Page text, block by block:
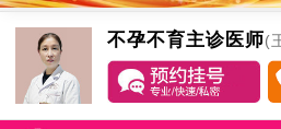
不孕不育主诊医师(